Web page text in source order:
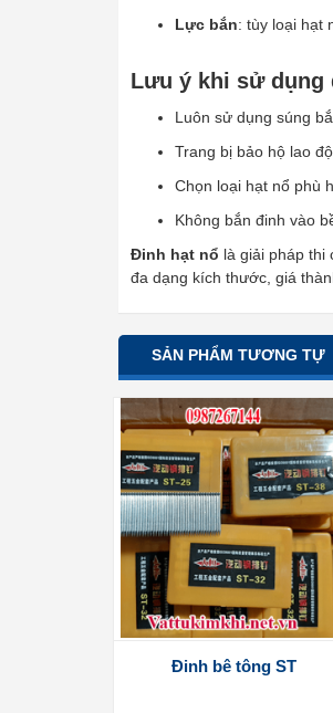
Lực bắn: tùy loại hạt
Lưu ý khi sử dụng
Luôn sử dụng súng
Trang bị bảo hộ lao
Chọn loại hạt nổ phù
Không bắn đinh vào
Đinh hạt nổ là giải pháp thi
đa dạng kích thước, giá
SẢN PHẨM TƯƠNG TỰ
Đinh bê tông ST